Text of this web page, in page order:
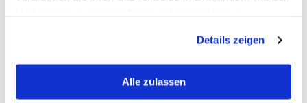
erklären Ihnen genau, was eine Datenübermittlung in die
USA bedeuten kann.
Details zeigen
Alle zulassen